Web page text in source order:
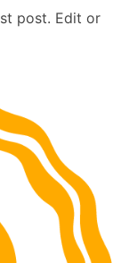
post. Edit or